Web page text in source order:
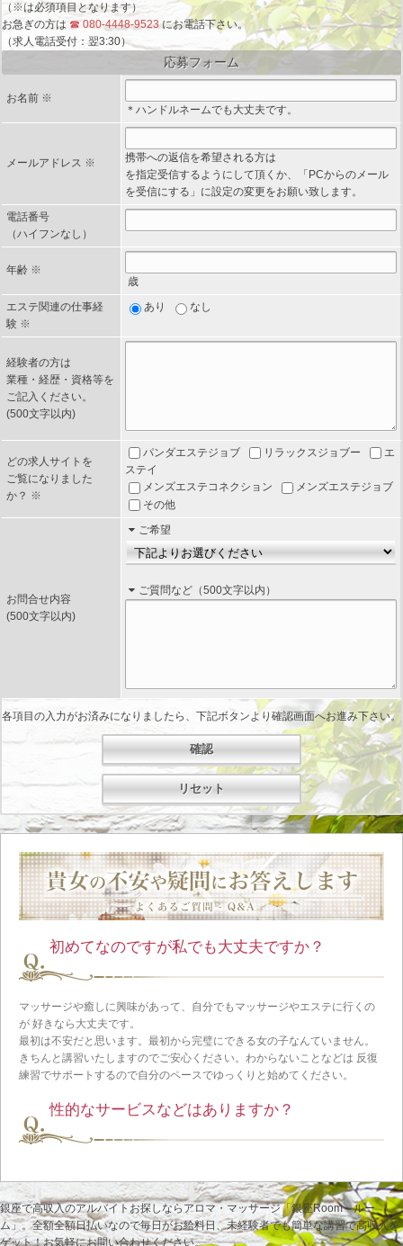
（ ※は必須項目となります）
お急ぎの方は ☎ 080-4448-9523にお電話下さい。
（求人電話受付：翌3:30）
応募フォーム
お名前 ※
＊ハンドルネームでも大丈夫です。
メールアドレス ※
携帯への返信を希望される方は
を指定受信するようにして頂くか、「PCからのメール
を受信にする」に設定の変更をお願い致します。
電話番号
（ハイフンなし）
年齢 ※
歳
エステ関連の仕事経
験 ※
あり なし
経験者の方は
業種・経歴・資格等を
ご記入ください。
(500文字以内)
どの求人サイトを
ご覧になりました
か？ ※
パンダエステジョブ リラックスジョブー
エ
ステイ
メンズエステコネクション
メンズエステジョブ
その他
お問合せ内容
(500文字以内)
ご希望
ご質問など（500文字以内）
各項目の入力がお済みになりましたら、下記ボタンより確認画面へお進み下さい。
初めてなのですが私でも大丈夫ですか？
マッサージや癒しに興味があって、自分でもマッサージやエステに行くの
が 好きなら大丈夫です。
最初は不安だと思います。最初から完璧にできる女の子なんていません。
きちんと講習いたしますのでご安心ください。わからないことなどは 反復
練習でサポートするので自分のペースでゆっくりと始めてください。
性的なサービスなどはありますか？
す。
風俗的なサービスは一切禁止していますし。そのようなサービスを強要す
るお客様も 入店をお断りしています。
銀座で高収入のアルバイトお探しならアロマ・マッサージ「銀座Room～ルー
ム」。全額全額日払いなので毎日がお給料日、未経験者でも簡単な講習で高収入を
ゲット！お気軽にお問い合わせください。